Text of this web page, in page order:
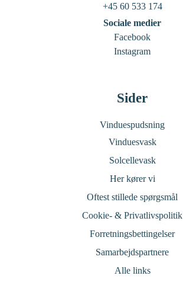
+45 60 533 174
Sociale medier
Facebook
Instagram
Sider
Vinduespudsning
Vinduesvask
Solcellevask
Her kører vi
Oftest stillede spørgsmål
Cookie- & Privatlivspolitik
Forretningsbettingelser
Samarbejdspartnere
Alle links